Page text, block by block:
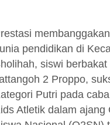
pendidikan di
siswi
2 Proppo,
Putri pada
Atletik dalam